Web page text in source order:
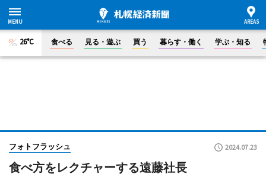
26°C 食べる 見る・遊ぶ 買う 暮らす・働く 学ぶ・知る
フォトフラッシュ 2024.07.23
食べ方をレクチャーする遠藤社長